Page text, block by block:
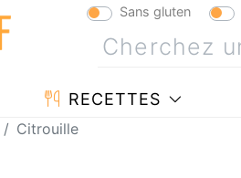
Sans gluten
RECETTES
Citrouille